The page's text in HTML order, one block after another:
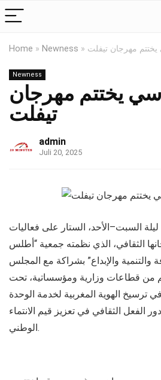
Home » Newness » مهرجان تيفلت
Newness
يختتم مهرجان
تيفلت
admin
Juli 20, 2025
السبت–الأحد، الستار على فعاليات
الثقافي، الذي نظمته جمعية “أطلس
والتنمية والإبداع” بشراكة مع المجلس
من قطاعات وزارية ومؤسساتية، تحت
ترسيخ الهوية المغربية لخدمة الوحدة
الفعل الثقافي في تعزيز قيم الانتماء
الوطني.